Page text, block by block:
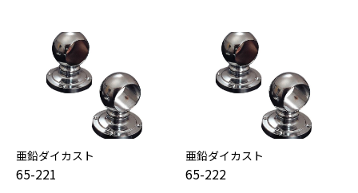
亜鉛ダイカスト
65-221
亜鉛ダイカスト
65-222